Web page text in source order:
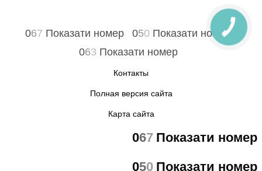
067 Показати номер 050 Показати номер
063 Показати номер
Контакты
Полная версия сайта
Карта сайта
067 Показати номер
050 Показати номер